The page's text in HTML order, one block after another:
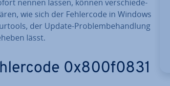
nennen lassen, können ver­schie­de­
wie sich der Feh­ler­code in Windows
der Update-Pro­blem­be­hand­lung
lässt.
0x800f0831